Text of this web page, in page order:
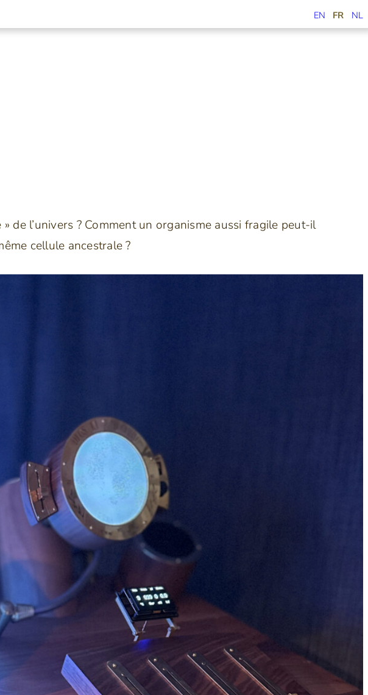
EN FR NL
de l’univers ? Comment un organisme aussi fragile peut-il
cellule ancestrale ?